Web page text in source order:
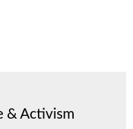
& Activism